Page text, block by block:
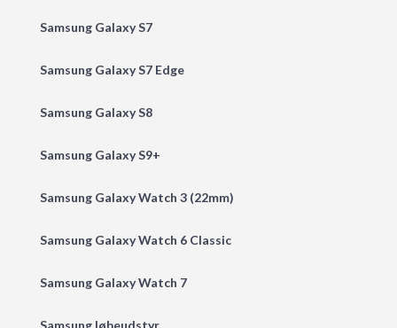
Samsung Galaxy S7
Samsung Galaxy S7 Edge
Samsung Galaxy S8
Samsung Galaxy S9+
Samsung Galaxy Watch 3 (22mm)
Samsung Galaxy Watch 6 Classic
Samsung Galaxy Watch 7